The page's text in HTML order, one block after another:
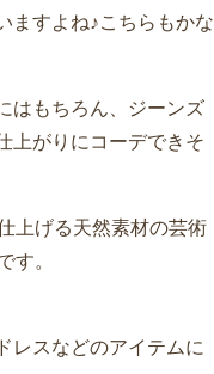
ますよね♪こちらもかな
はもちろん、ジーンズ
上がりにコーデできそ
上げる天然素材の芸術
す。
レスなどのアイテムに